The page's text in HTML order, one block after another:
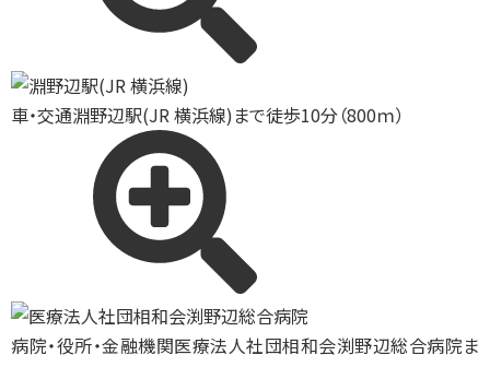
車・交通淵野辺駅(JR 横浜線)まで徒歩10分（800ｍ）
病院・役所・金融機関医療法人社団相和会渕野辺総合病院ま